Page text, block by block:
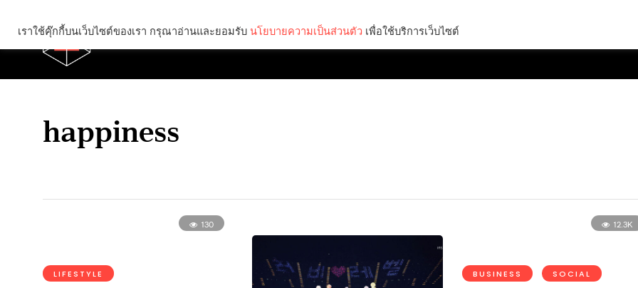
happiness
130
LIFESTYLE
12.3K
BUSINESS SOCIAL
เราใช้คุ๊กกี้บนเว็บไซต์ของเรา กรุณาอ่านและยอมรับ นโยบายความเป็นส่วนตัว เพื่อใช้บริการเว็บไซต์